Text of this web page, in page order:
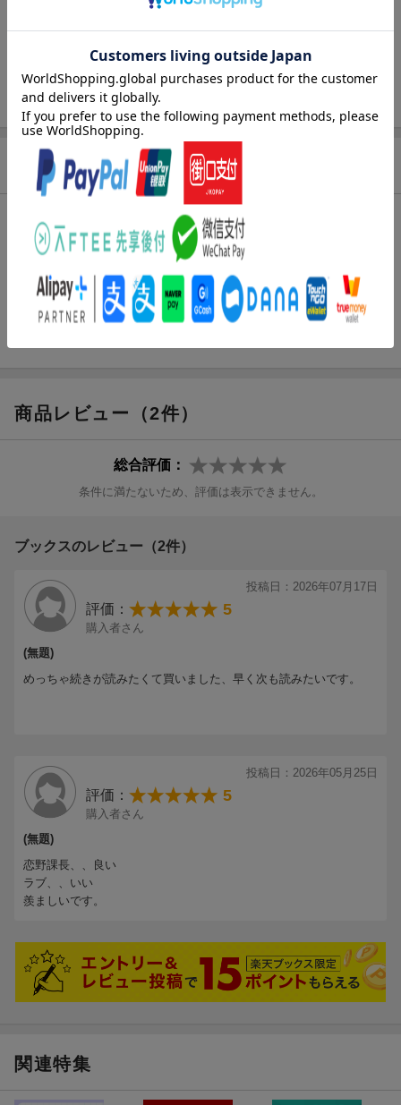
192p
ISBN 9784253013604
商品説明
内容紹介（JPROより）
【単行本限定おまけまんがも収録!!】恋野課長と野乃香は初めての
温泉旅行を満喫して、幸せいっぱい！ しかし恋野課長がなぜつ
きあってくれてるのか不安になる野乃香だけど、ついにそのきっ
かけが明らかにーー！さらに単行本でしか読めない限定おまけま
商品レビュー（2件）
総合評価：
条件に満たないため、評価は表示できません。
ブックスのレビュー（2件）
投稿日：2026年07月17日
評価： 5
購入者さん
(無題)
めっちゃ続きが読みたくて買いました、早く次も読みたいです。
投稿日：2026年05月25日
評価： 5
購入者さん
(無題)
恋野課長、、良い
ラブ、、いい
羨ましいです。
関連特集